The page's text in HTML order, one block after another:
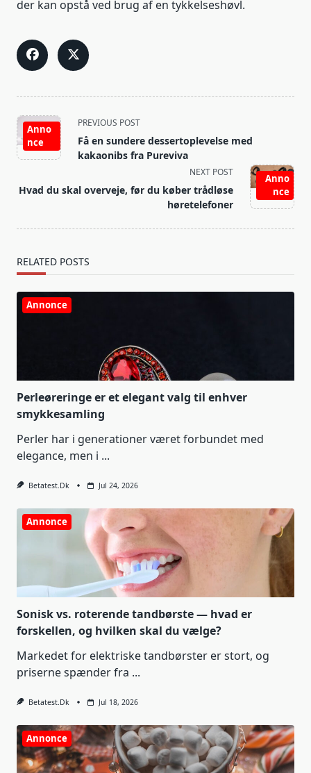
der kan opstå ved brug af en tykkelseshøvl.
<span
class="nav-
subtitle
reader-
Anno
nce
PREVIOUS POST
Få en sundere dessertoplevelse med
kakaonibs fra Pureviva
Anno
nce
NEXT POST
Hvad du skal overveje, før du køber trådløse
høretelefoner
RELATED POSTS
Annonce
Perleøreringe er et elegant valg til enhver
smykkesamling
Perler har i generationer været forbundet med
elegance, men i ...
Betatest.dk Jul 24, 2026
Annonce
Sonisk vs. roterende tandbørste — hvad er
forskellen, og hvilken skal du vælge?
Markedet for elektriske tandbørster er stort, og
priserne spænder fra ...
Betatest.dk Jul 18, 2026
Annonce